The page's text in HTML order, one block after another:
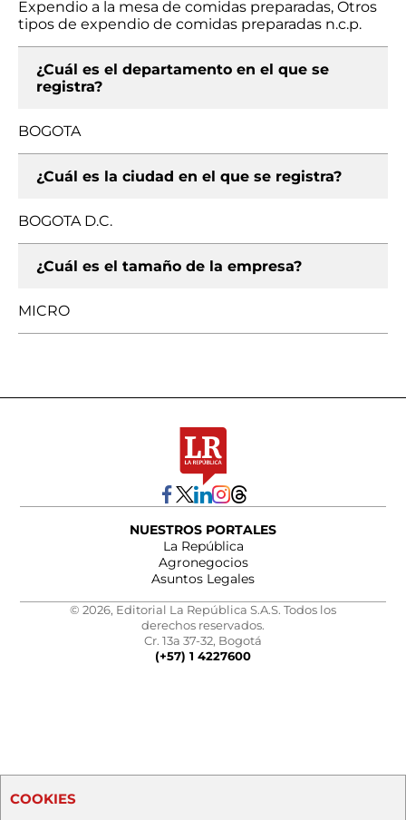
Expendio a la mesa de comidas preparadas, Otros
tipos de expendio de comidas preparadas n.c.p.
¿Cuál es el departamento en el que se
registra?
BOGOTA
¿Cuál es la ciudad en el que se registra?
BOGOTA D.C.
¿Cuál es el tamaño de la empresa?
MICRO
NUESTROS PORTALES
La República
Agronegocios
Asuntos Legales
© 2026, Editorial La República S.A.S. Todos los
derechos reservados.
Cr. 13a 37-32, Bogotá
(+57) 1 4227600
COOKIES